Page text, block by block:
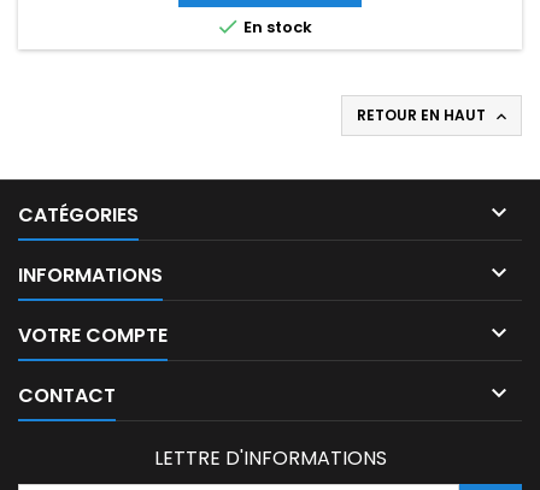
 En stock
RETOUR EN HAUT 
CATÉGORIES 
INFORMATIONS 
VOTRE COMPTE 
CONTACT 
LETTRE D'INFORMATIONS